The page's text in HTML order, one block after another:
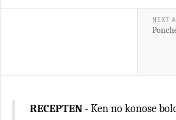
NEXT
RECEPTEN - Ken no konose